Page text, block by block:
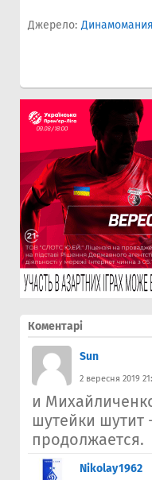
Джерело: Динамомания
Коментарі
Sun
2 вересня 2019
и
шутейки
продолжается.
Nikolay1962